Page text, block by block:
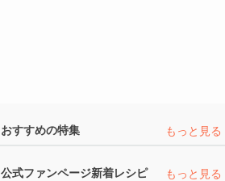
おすすめの特集 もっと見る
公式ファンページ新着レシピ もっと見る